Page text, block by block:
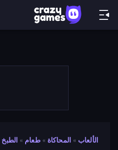
الألعاب » المحاكاة » طعام » الطبخ